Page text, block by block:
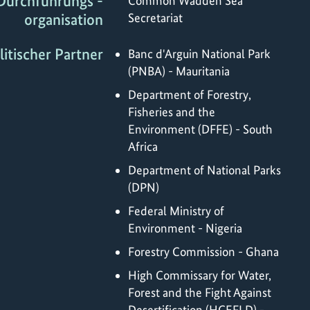
organisation
Secretariat
Partner
Banc d'Arguin National Park
(PNBA) - Mauritania
Department of Forestry,
Fisheries and the
Environment (DFFE) - South
Africa
Department of National Parks
(DPN)
Federal Ministry of
Environment - Nigeria
Forestry Commission - Ghana
High Commissary for Water,
Forest and the Fight Against